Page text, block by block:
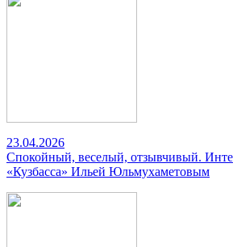
23.04.2026
Спокойный, веселый, отзывчивый.
«Кузбасса» Ильей Юльмухаметовым